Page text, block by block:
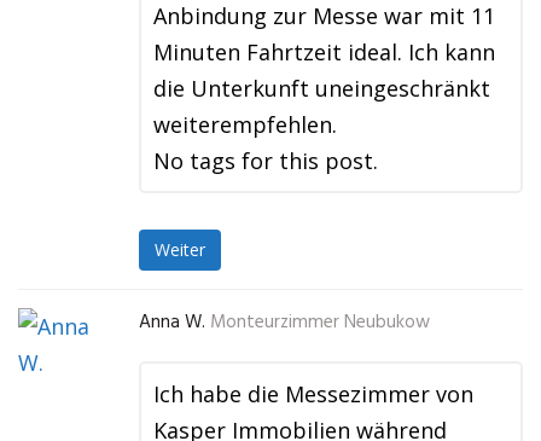
Anbindung zur Messe war mit 11
Minuten Fahrtzeit ideal. Ich kann
die Unterkunft uneingeschränkt
weiterempfehlen.
No tags for this post.
Weiter
Anna W. Monteurzimmer Neubukow
Ich habe die Messezimmer von
Kasper Immobilien während